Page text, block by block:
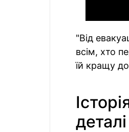
"Від
всім, хто
їй кращу
деталі